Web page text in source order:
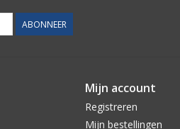
ABONNEER
Mijn account
Registreren
Mijn bestellingen